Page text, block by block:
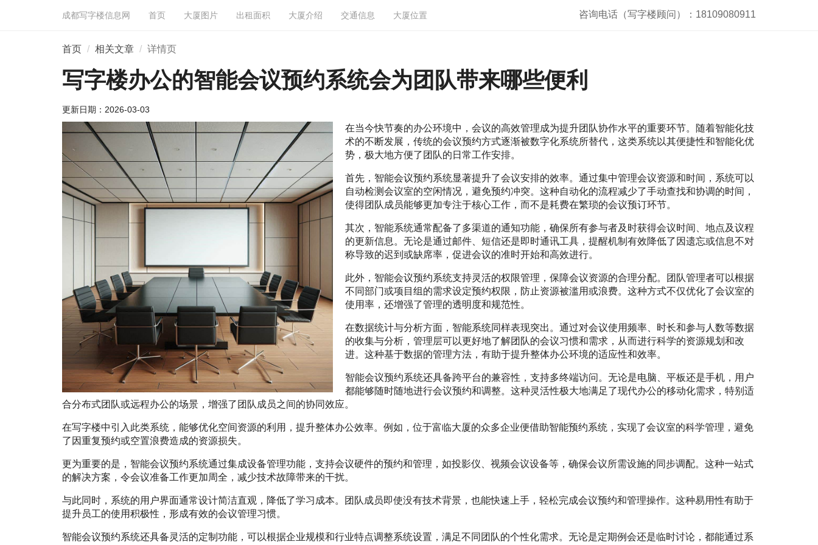
成都写字楼信息网 首页 大厦图片 出租面积 大厦介绍 交通信息 大厦位置 咨询电话（写字楼顾问）：18109080911
首页 相关文章 详情页
写字楼办公的智能会议预约系统会为团队带来哪些便利
更新日期： 2026-03-03
在当今快节奏的办公环境中，会议的高效管理成为提升团队协作水平的重要环节。随着智能化技
术的不断发展，传统的会议预约方式逐渐被数字化系统所替代，这类系统以其便捷性和智能化优
势，极大地方便了团队的日常工作安排。
首先，智能会议预约系统显著提升了会议安排的效率。通过集中管理会议资源和时间，系统可以
自动检测会议室的空闲情况，避免预约冲突。这种自动化的流程减少了手动查找和协调的时间，
使得团队成员能够更加专注于核心工作，而不是耗费在繁琐的会议预订环节。
其次，智能系统通常配备了多渠道的通知功能，确保所有参与者及时获得会议时间、地点及议程
的更新信息。无论是通过邮件、短信还是即时通讯工具，提醒机制有效降低了因遗忘或信息不对
称导致的迟到或缺席率，促进会议的准时开始和高效进行。
此外，智能会议预约系统支持灵活的权限管理，保障会议资源的合理分配。团队管理者可以根据
不同部门或项目组的需求设定预约权限，防止资源被滥用或浪费。这种方式不仅优化了会议室的
使用率，还增强了管理的透明度和规范性。
在数据统计与分析方面，智能系统同样表现突出。通过对会议使用频率、时长和参与人数等数据
的收集与分析，管理层可以更好地了解团队的会议习惯和需求，从而进行科学的资源规划和改
进。这种基于数据的管理方法，有助于提升整体办公环境的适应性和效率。
智能会议预约系统还具备跨平台的兼容性，支持多终端访问。无论是电脑、平板还是手机，用户
都能够随时随地进行会议预约和调整。这种灵活性极大地满足了现代办公的移动化需求，特别适
合分布式团队或远程办公的场景，增强了团队成员之间的协同效应。
在写字楼中引入此类系统，能够优化空间资源的利用，提升整体办公效率。例如，位于富临大厦的众多企业便借助智能预约系统，实现了会议室的科学管理，避免
了因重复预约或空置浪费造成的资源损失。
更为重要的是，智能会议预约系统通过集成设备管理功能，支持会议硬件的预约和管理，如投影仪、视频会议设备等，确保会议所需设施的同步调配。这种一站式
的解决方案，令会议准备工作更加周全，减少技术故障带来的干扰。
与此同时，系统的用户界面通常设计简洁直观，降低了学习成本。团队成员即使没有技术背景，也能快速上手，轻松完成会议预约和管理操作。这种易用性有助于
提升员工的使用积极性，形成有效的会议管理习惯。
智能会议预约系统还具备灵活的定制功能，可以根据企业规模和行业特点调整系统设置，满足不同团队的个性化需求。无论是定期例会还是临时讨论，都能通过系